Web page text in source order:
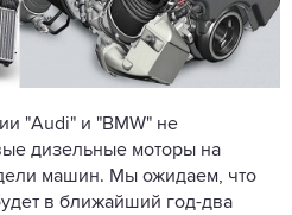
"Audi" и "BMW" не
дизельные моторы на
машин. Мы ожидаем, что
в ближайший год-два